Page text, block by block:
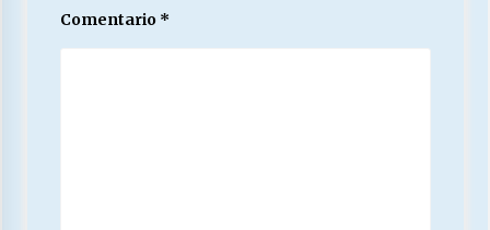
Comentario *